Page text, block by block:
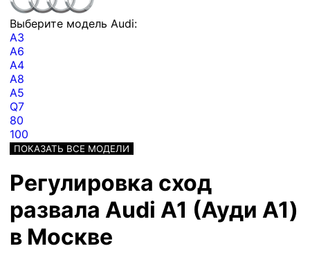
Выберите модель Audi:
A3
A6
A4
A8
A5
Q7
80
100
ПОКАЗАТЬ ВСЕ МОДЕЛИ
Регулировка сход
развала Audi A1 (Ауди А1)
в Москве